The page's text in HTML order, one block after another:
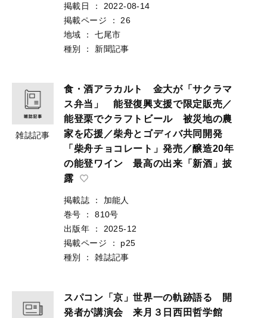
掲載日
：
2022-08-14
掲載ページ
：
26
地域
：
七尾市
種別
： 新聞記事
雑誌記事
食・酒アラカルト 金大が「サクラマ
ス弁当」 能登復興支援で限定販売／
能登栗でクラフトビール 被災地の農
家を応援／柴舟とゴディバ共同開発
「柴舟チョコレート」発売／醸造20年
の能登ワイン 最高の出来「新酒」披
露
掲載誌 ：
加能人
巻号
：
810号
出版年
：
2025-12
掲載ページ
：
p25
種別
： 雑誌記事
スパコン「京」世界一の軌跡語る 開
発者が講演会 来月３日西田哲学館